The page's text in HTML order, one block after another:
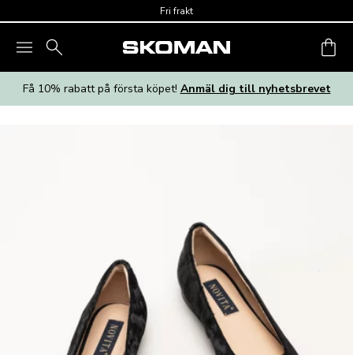
Fri frakt
Få 10% rabatt på första köpet! Anmäl dig till nyhetsbrevet